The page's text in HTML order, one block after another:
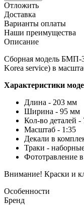
Отложить
Доставка
Варианты оплаты
Наши преимущества
Описание
Сборная модель
Korea service) в
Характеристики
Длина - 203 мм
Ширина - 95 мм
Кол-во деталей
Масштаб - 1:35
Декали в
Траки -
Фототравление
Внимание! Краски и
Особенности
Бренд